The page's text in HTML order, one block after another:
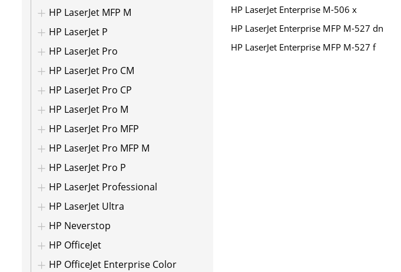
HP LaserJet MFP M
HP LaserJet P
HP LaserJet Pro
HP LaserJet Pro CM
HP LaserJet Pro CP
HP LaserJet Pro M
HP LaserJet Pro MFP
HP LaserJet Pro MFP M
HP LaserJet Pro P
HP LaserJet Professional
HP LaserJet Ultra
HP Neverstop
HP OfficeJet
HP OfficeJet Enterprise Color
HP LaserJet Enterprise M-506 x
HP LaserJet Enterprise MFP M-527 dn
HP LaserJet Enterprise MFP M-527 f